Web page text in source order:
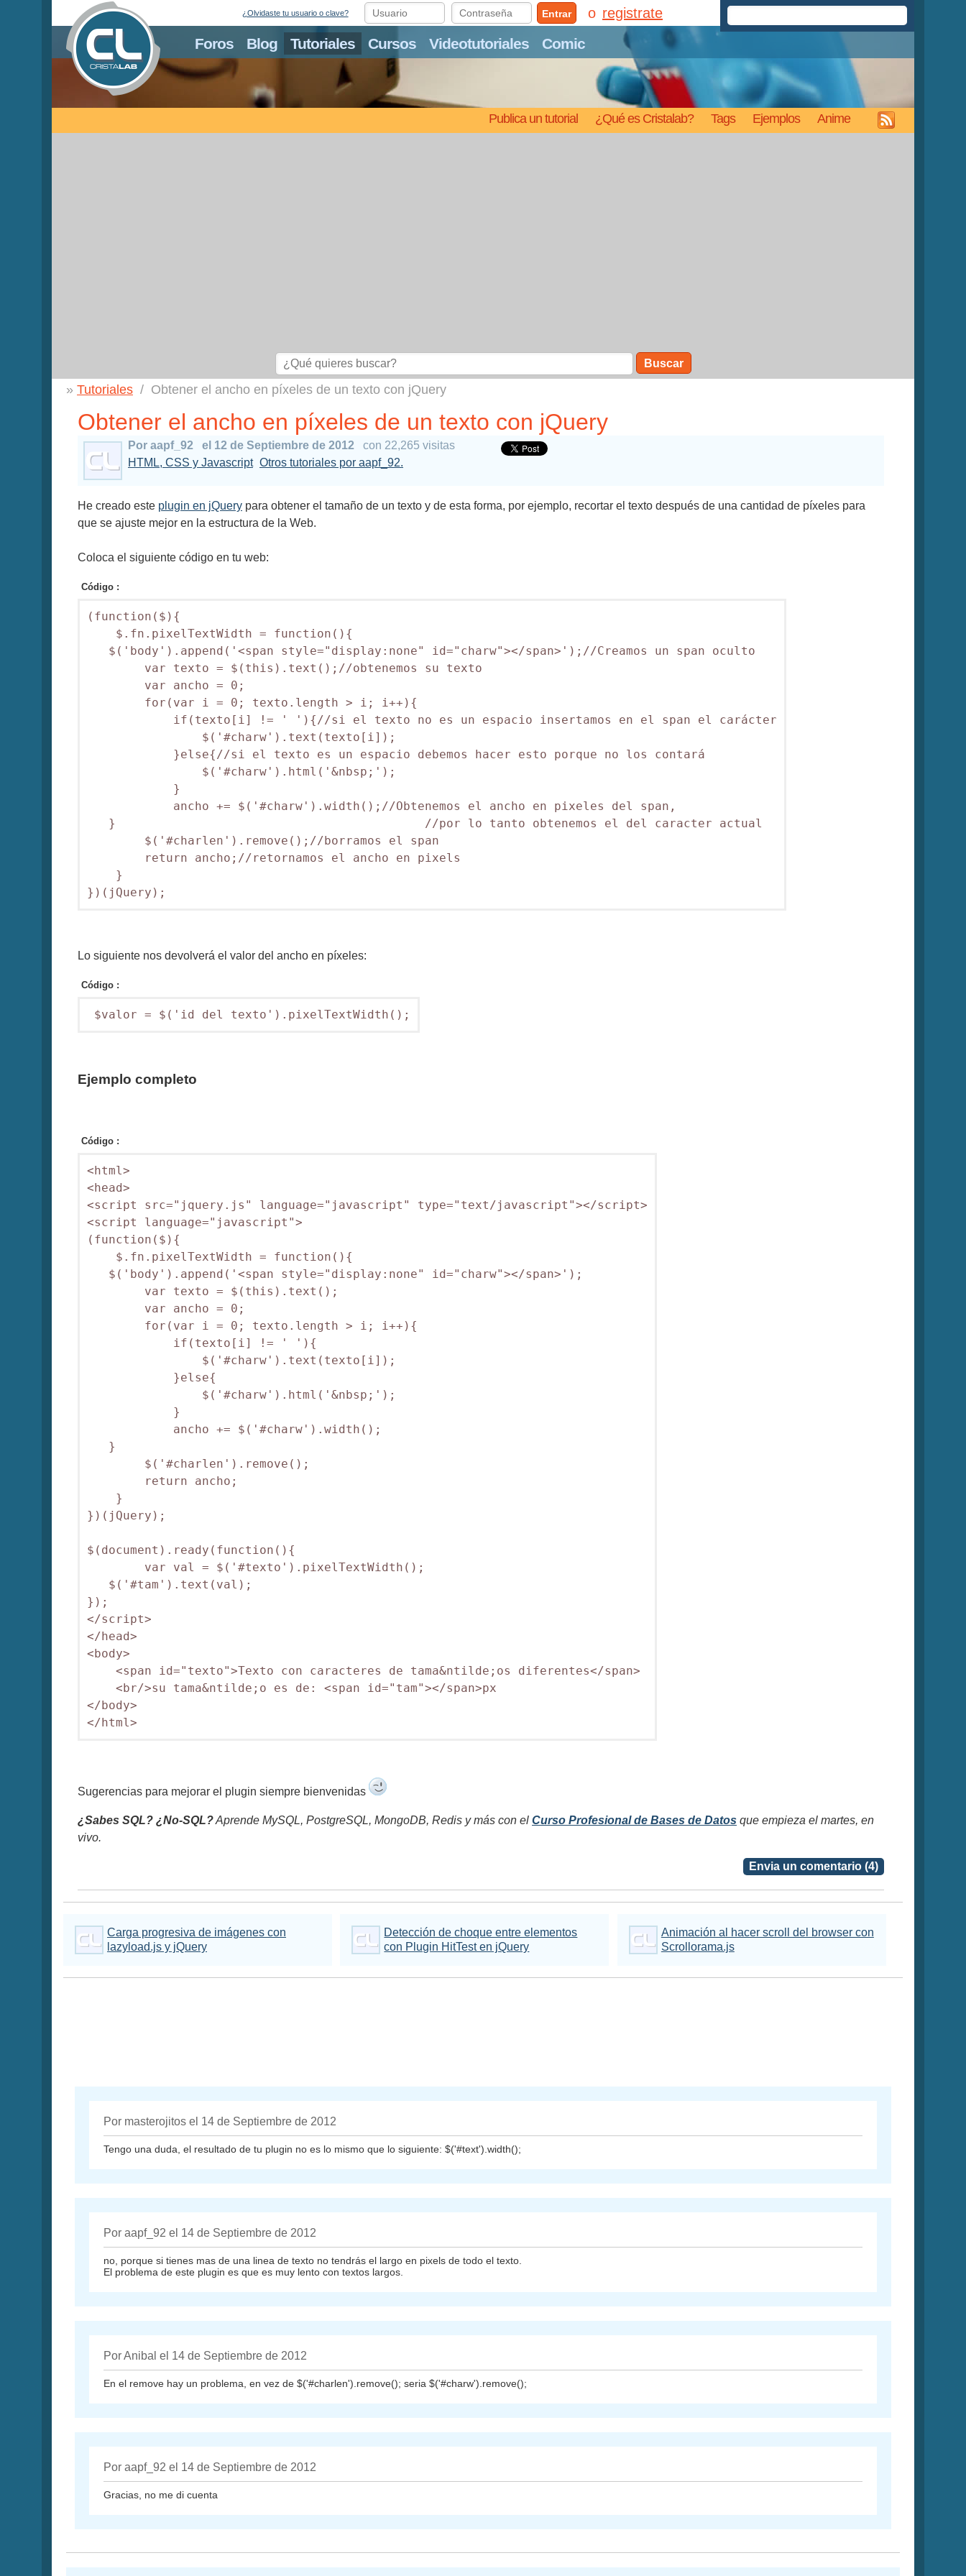
Foros Blog Tutoriales Cursos Videotutoriales Comic
Publica un tutorial ¿Qué es Cristalab? Tags Ejemplos Anime
¿Olvidaste tu usuario o clave? Entrar registrate
Buscar
Tutoriales Obtener el ancho en píxeles de un texto con jQuery
Obtener el ancho en píxeles de un texto con jQuery
Por aapf_92 el 12 de Septiembre de 2012
con 22,265 visitas
HTML, CSS y Javascript Otros tutoriales por aapf_92.
He creado este plugin en jQuery para obtener el tamaño de un texto y de esta forma, por ejemplo, recortar el texto después de una cantidad de píxeles para
que se ajuste mejor en la estructura de la Web.
Coloca el siguiente código en tu web:
Código :
(function($){
$.fn.pixelTextWidth = function(){
$('body').append('<span style="display:none" id="charw"></span>');//Creamos un span oculto
var texto = $(this).text();//obtenemos su texto
var ancho = 0;
for(var i = 0; texto.length > i; i++){
if(texto[i] != ' '){//si el texto no es un espacio insertamos en el span el carácter
$('#charw').text(texto[i]);
}else{//si el texto es un espacio debemos hacer esto porque no los contará
$('#charw').html('&nbsp;');
}
ancho += $('#charw').width();//Obtenemos el ancho en pixeles del span,
}                                           //por lo tanto obtenemos el del caracter actual
$('#charlen').remove();//borramos el span
return ancho;//retornamos el ancho en pixels
}
Lo siguiente nos devolverá el valor del ancho en píxeles:
Código :
$valor = $('id del texto').pixelTextWidth();
Ejemplo completo
Código :
<html>
<head>
<script src="jquery.js" language="javascript" type="text/javascript"></script>
<script language="javascript">
(function($){
$.fn.pixelTextWidth = function(){
$('body').append('<span style="display:none" id="charw"></span>');
var texto = $(this).text();
var ancho = 0;
for(var i = 0; texto.length > i; i++){
if(texto[i] != ' '){
$('#charw').text(texto[i]);
}else{
$('#charw').html('&nbsp;');
}
ancho += $('#charw').width();
}
$('#charlen').remove();
return ancho;
}
})(jQuery);
$(document).ready(function(){
var val = $('#texto').pixelTextWidth();
$('#tam').text(val);
});
</script>
</head>
<body>
<span id="texto">Texto con caracteres de tama&ntilde;os diferentes</span>
<br/>su tama&ntilde;o es de: <span id="tam"></span>px
</body>
</html>
Sugerencias para mejorar el plugin siempre bienvenidas
¿Sabes SQL? ¿No-SQL?Aprende MySQL, PostgreSQL, MongoDB, Redis y más con el Curso Profesional de Bases de Datos que empieza el martes, en
vivo.
Envia un comentario (4)
Carga progresiva de imágenes con
lazyload.js y jQuery
Detección de choque entre elementos
con Plugin HitTest en jQuery
Animación al hacer scroll del browser con
Scrollorama.js
Por masterojitos el 14 de Septiembre de 2012
Tengo una duda, el resultado de tu plugin no es lo mismo que lo siguiente: $('#text').width();
Por aapf_92 el 14 de Septiembre de 2012
no, porque si tienes mas de una linea de texto no tendrás el largo en pixels de todo el texto.
El problema de este plugin es que es muy lento con textos largos.
Por Anibal el 14 de Septiembre de 2012
En el remove hay un problema, en vez de $('#charlen').remove(); seria $('#charw').remove();
Por aapf_92 el 14 de Septiembre de 2012
Gracias, no me di cuenta